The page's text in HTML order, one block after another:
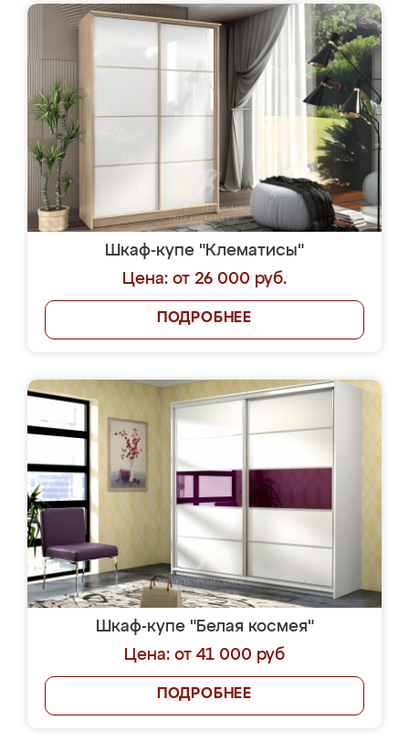
Шкаф-купе "Клематисы"
Цена: от 26 000 руб.
ПОДРОБНЕЕ
Шкаф-купе "Белая космея"
Цена: от 41 000 руб
ПОДРОБНЕЕ